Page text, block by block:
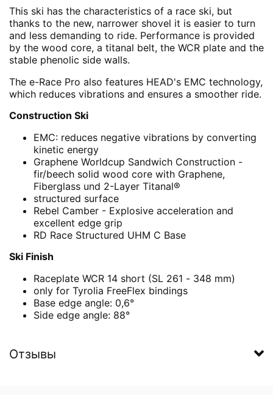
This ski has the characteristics of a race ski, but
thanks to the new, narrower shovel it is easier to turn
and less demanding to ride. Performance is provided
by the wood core, a titanal belt, the WCR plate and the
stable phenolic side walls.
The e-Race Pro also features HEAD's EMC technology,
which reduces vibrations and ensures a smoother ride.
Construction Ski
EMC: reduces negative vibrations by converting
kinetic energy
Graphene Worldcup Sandwich Construction -
fir/beech solid wood core with Graphene,
Fiberglass und 2-Layer Titanal®
structured surface
Rebel Camber - Explosive acceleration and
excellent edge grip
RD Race Structured UHM C Base
Ski Finish
Raceplate WCR 14 short (SL 261 - 348 mm)
only for Tyrolia FreeFlex bindings
Base edge angle: 0,6°
Side edge angle: 88°
Отзывы